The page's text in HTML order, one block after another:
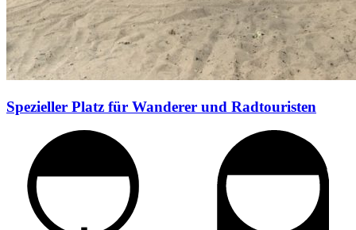
Spezieller Platz für Wanderer und Radtouristen